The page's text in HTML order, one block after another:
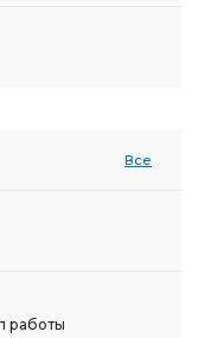
Все
работы